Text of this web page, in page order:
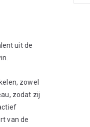
uit de
zowel
zodat zij
van de